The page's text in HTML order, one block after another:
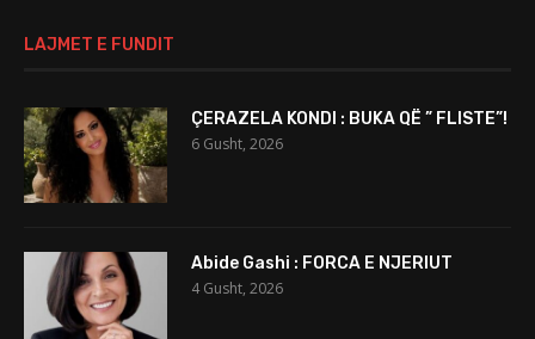
LAJMET E FUNDIT
ÇERAZELA KONDI : BUKA QË ” FLISTE”!
6 Gusht, 2026
Abide Gashi : FORCA E NJERIUT
4 Gusht, 2026